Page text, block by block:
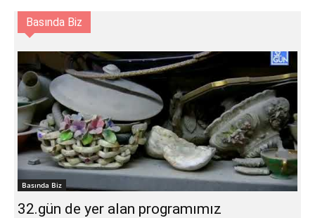
Basında Biz
Basında Biz
32.gün de yer alan programımız